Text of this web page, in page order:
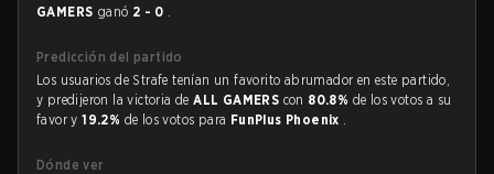
GAMERS ganó 2 - 0 .
Predicción del partido
Los usuarios de Strafe tenían un favorito abrumador en este partido,
y predijeron la victoria deALL GAMERS con 80.8% de los votos a su
favor y19.2% de los votos para FunPlus Phoenix .
Dónde ver